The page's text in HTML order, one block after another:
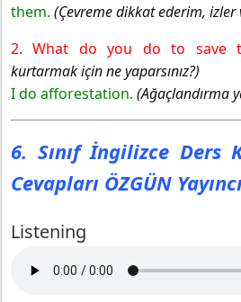
them. (Çevreme dikkat ederim, izler
2. What do you do to save
kurtarmak için ne yaparsınız?)
I do afforestation. (Ağaçlandırma
6. Sınıf İngilizce Ders
Cevapları ÖZGÜN
Listening